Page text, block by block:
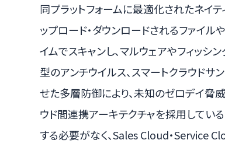
同プラットフォームに最適化されたネイ
ップロード・ダウンロードされるファイル
イムでスキャンし、マルウェアやフィッシ
型のアンチウイルス、スマートクラウド
せた多層防御により、未知のゼロデイ脅
ウド間連携アーキテクチャを採用してい
する必要がなく、Sales Cloud・Service